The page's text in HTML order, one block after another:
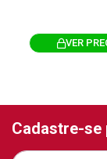
VER
Cadastre-se